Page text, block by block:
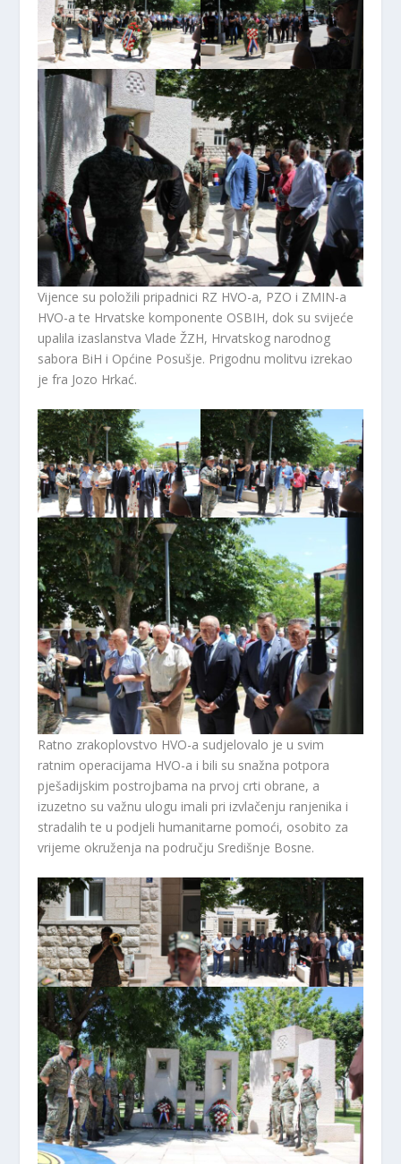
Vijence su položili pripadnici RZ HVO-a, PZO i ZMIN-a
HVO-a te Hrvatske komponente OSBIH, dok su svijeće
upalila izaslanstva Vlade ŽZH, Hrvatskog narodnog
sabora BiH i Općine Posušje. Prigodnu molitvu izrekao
je fra Jozo Hrkać.
Ratno zrakoplovstvo HVO-a sudjelovalo je u svim
ratnim operacijama HVO-a i bili su snažna potpora
pješadijskim postrojbama na prvoj crti obrane, a
izuzetno su važnu ulogu imali pri izvlačenju ranjenika i
stradalih te u podjeli humanitarne pomoći, osobito za
vrijeme okruženja na području Središnje Bosne.